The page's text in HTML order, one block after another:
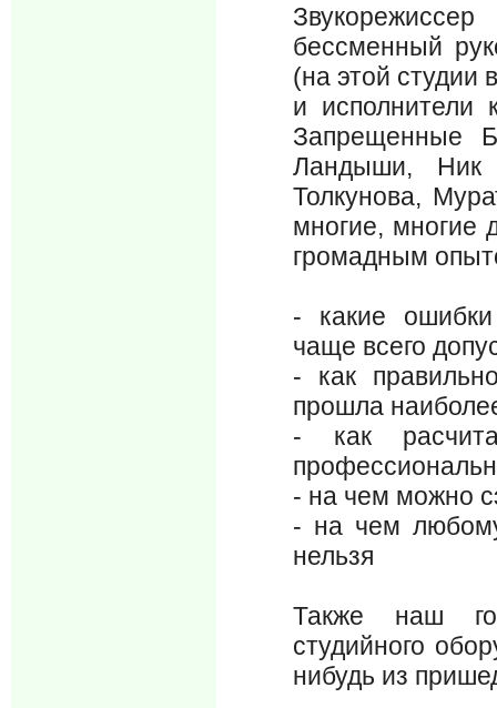
бессменный
(на этой студии
и исполнители
Запрещенные
Ландыши, Ник
Толкунова,
многие, многие
громадным
- какие
чаще всего
- как
прошла
- как
- на чем можно
- на чем
нельзя
Также наш
студийного
нибудь из